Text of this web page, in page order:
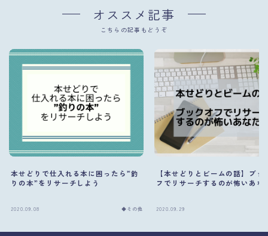
オススメ記事
こちらの記事もどうぞ
本せどりで仕入れる本に困ったら”釣
りの本”をリサーチしよう
2020.09.08 ◆その他
【本せどりとビームの話】ブッ
フでリサーチするのが怖いあな
2020.09.29